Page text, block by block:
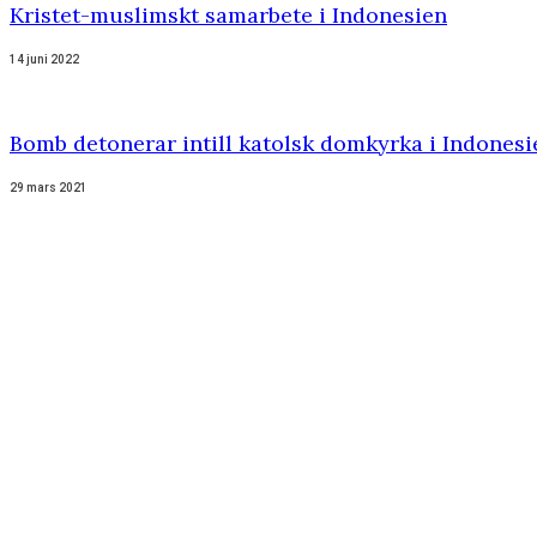
Kristet-muslimskt samarbete i Indonesien
14 juni 2022
Bomb detonerar intill katolsk domkyrka i
29 mars 2021